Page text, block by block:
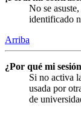
No se
identificado
Arriba
¿Por qué mi
Si no activa
usada por
de